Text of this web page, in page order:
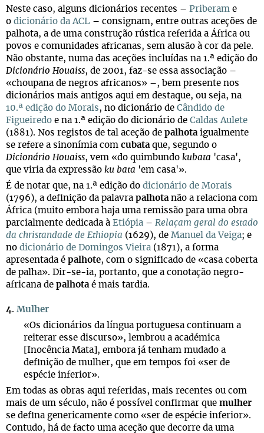
Neste caso, alguns dicionários recentes – Priberam e
o dicionário da ACL – consignam, entre outras aceções de
palhota, a de uma construção rústica referida a África ou
povos e comunidades africanas, sem alusão à cor da pele.
Não obstante, numa das aceções incluídas na 1.ª edição do
Dicionário Houaiss, de 2001, faz-se essa associação –
«choupana de negros africanos» –, bem presente nos
dicionários mais antigos aqui em destaque, ou seja, na
10.ª edição do Morais, no dicionário de Cândido de
Figueiredo e na 1.ª edição do dicionário de Caldas Aulete
(1881). Nos registos de tal aceção de palhotaigualmente
se refere a sinonímia com cubataque, segundo o
Dicionário Houaiss, vem «do quimbundo kubata 'casa',
que viria da expressão ku bata 'em casa'».
É de notar que, na 1.ª edição do dicionário de Morais
(1796), a definição da palavra palhotanão a relaciona com
África (muito embora haja uma remissão para uma obra
parcialmente dedicada à Etiópia – Relaçam geral do estado
da christandade de Ethiopia (1629), de Manuel da Veiga; e
no dicionário de Domingos Vieira (1871), a forma
apresentada é palhote, com o significado de «casa coberta
de palha». Dir-se-ia, portanto, que a conotação negro-
africana de palhotaé mais tardia.
4. Mulher
«Os dicionários da língua portuguesa continuam a
reiterar esse discurso», lembrou a académica
[Inocência Mata], embora já tenham mudado a
definição de mulher, que em tempos foi «ser de
espécie inferior».
Em todas as obras aqui referidas, mais recentes ou com
mais de um século, não é possível confirmar que mulher
se defina genericamente como «ser de espécie inferior».
Contudo, há de facto uma aceção que decorre da uma